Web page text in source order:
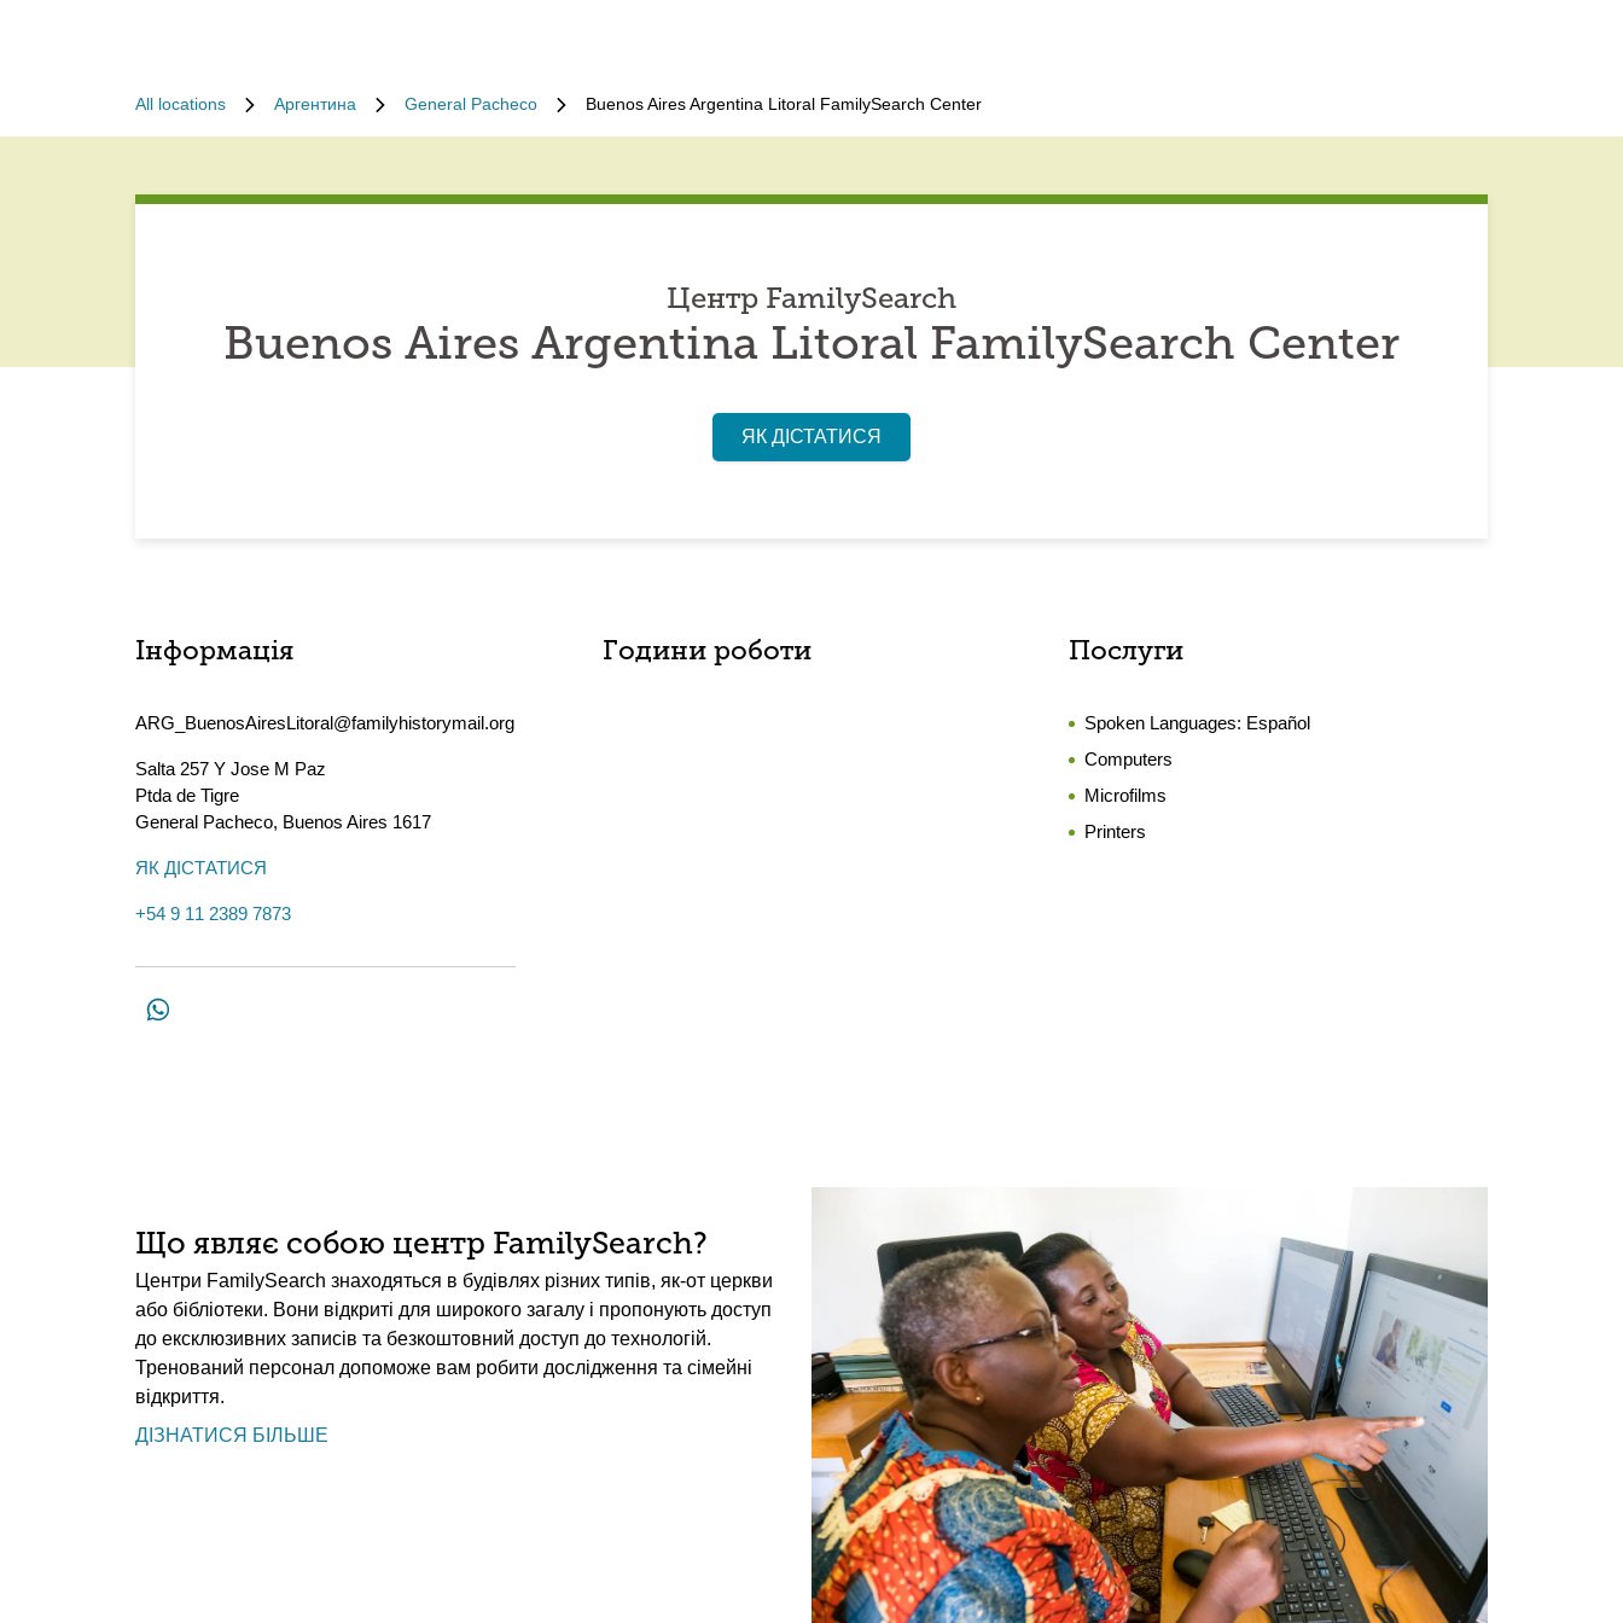
All locations Аргентина General Pacheco Buenos Aires Argentina Litoral FamilySearch Center
Центр FamilySearch
Buenos Aires Argentina Litoral FamilySearch Center
ЯК ДІСТАТИСЯ
Інформація
ARG_BuenosAiresLitoral@familyhistorymail.org
Salta 257 Y Jose M Paz
Ptda de Tigre
General Pacheco, Buenos Aires 1617
ЯК ДІСТАТИСЯ
+54 9 11 2389 7873
Години роботи Послуги
Spoken Languages: Español
Computers
Microfilms
Printers
Що являє собою центр FamilySearch?
Центри FamilySearch знаходяться в будівлях різних типів, як-от церкви
або бібліотеки. Вони відкриті для широкого загалу і пропонують доступ
до ексклюзивних записів та безкоштовний доступ до технологій.
Тренований персонал допоможе вам робити дослідження та сімейні
відкриття.
ДІЗНАТИСЯ БІЛЬШЕ